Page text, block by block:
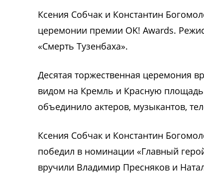
Ксения Собчак и Константин
церемонии премии OK! Awards.
«Смерть Тузенбаха».
Десятая торжественная церемония
видом на Кремль и Красную
объединило актеров, музыкантов,
Ксения Собчак и Константин
победил в номинации «Главный
вручили Владимир Пресняков и